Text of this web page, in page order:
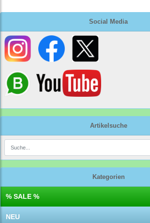
Social Media
Artikelsuche
Kategorien
% SALE %
NEU